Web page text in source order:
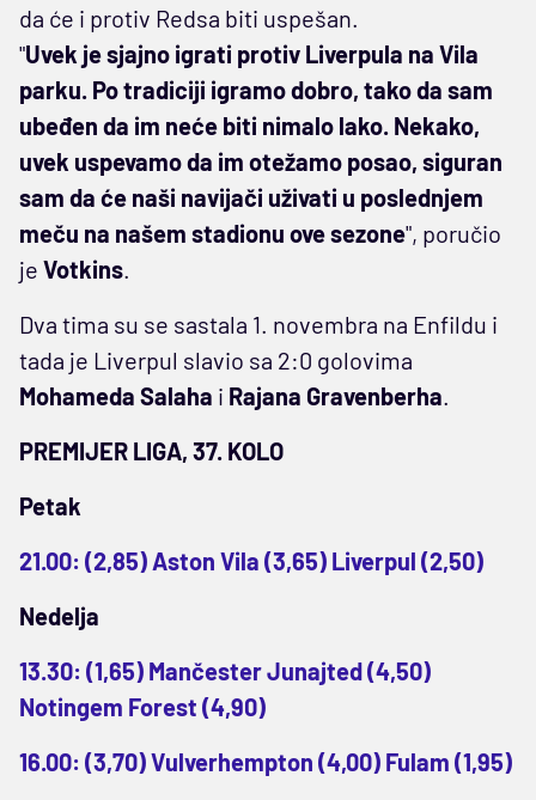
da će i protiv Redsa biti uspešan.
"Uvek je sjajno igrati protiv Liverpula na Vila
parku. Po tradiciji igramo dobro, tako da sam
ubeđen da im neće biti nimalo lako. Nekako,
uvek uspevamo da im otežamo posao, siguran
sam da će naši navijači uživati u poslednjem
meču na našem stadionu ove sezone", poručio
je Votkins.
Dva tima su se sastala 1. novembra na Enfildu i
tada je Liverpul slavio sa 2:0 golovima
Mohameda Salaha i Rajana Gravenberha.
PREMIJER LIGA, 37. KOLO
Petak
21.00: (2,85) Aston Vila (3,65) Liverpul (2,50)
Nedelja
13.30: (1,65) Mančester Junajted (4,50)
Notingem Forest (4,90)
16.00: (3,70) Vulverhempton (4,00) Fulam (1,95)